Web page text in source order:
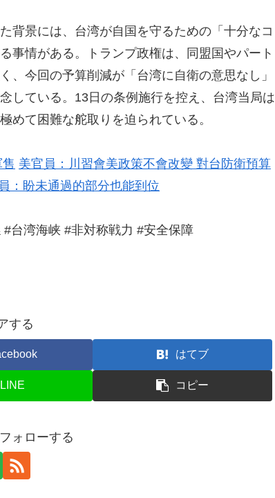
背景には、台湾が自国を守るための「十分なコ
事情がある。トランプ政権は、同盟国やパート
、今回の予算削減が「台湾に自衛の意思なし」
している。13日の条例施行を控え、台湾当局は
めて困難な舵取りを迫られている。
美官員：川習會美政策不會改變 對台防衛預算
：盼未通過的部分也能到位
台湾海峡 #非対称戦力 #安全保障
する
はてブ
LINE コピー
ォローする